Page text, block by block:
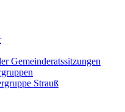
Gemeinderatssitzungen
Strauß